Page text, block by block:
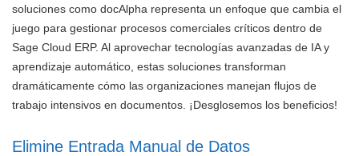
soluciones como docAlpha representa un enfoque que cambia el
juego para gestionar procesos comerciales críticos dentro de
Sage Cloud ERP. Al aprovechar tecnologías avanzadas de IA y
aprendizaje automático, estas soluciones transforman
dramáticamente cómo las organizaciones manejan flujos de
trabajo intensivos en documentos. ¡Desglosemos los beneficios!
Elimine Entrada Manual de Datos